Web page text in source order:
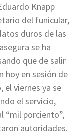
Knapp
del funicular,
duros de las
se ha
que de salir
hoy en sesión de
el viernes ya se
el servicio,
“mil porciento”,
autoridades.